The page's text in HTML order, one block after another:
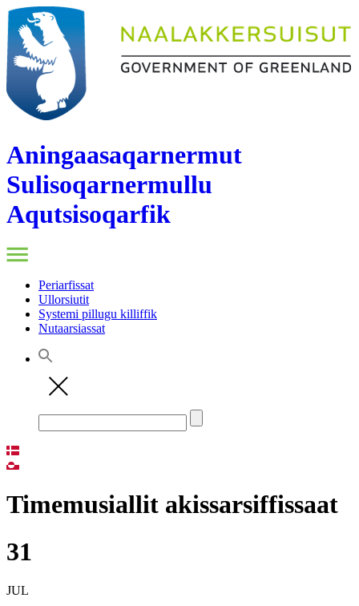
Aningaasaqarnermut
Sulisoqarnermullu
Aqutsisoqarfik
Periarfissat
Ullorsiutit
Systemi pillugu killiffik
Nutaarsiassat
Timemusiallit akissarsiffissaat
31
JUL